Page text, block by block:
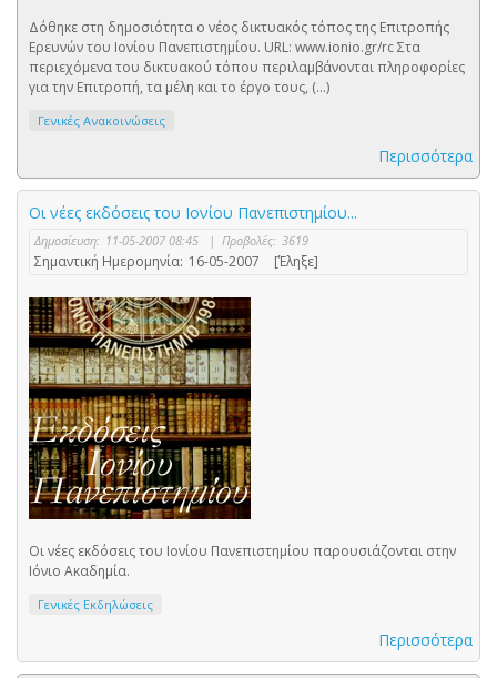
Δόθηκε στη δημοσιότητα ο νέος δικτυακός τόπος της Επιτροπής
Ερευνών του Ιονίου Πανεπιστημίου. URL: www.ionio.gr/rc Στα
περιεχόμενα του δικτυακού τόπου περιλαμβάνονται πληροφορίες
για την Επιτροπή, τα μέλη και το έργο τους, (...)
Γενικές Ανακοινώσεις
Περισσότερα
Οι νέες εκδόσεις του Ιονίου Πανεπιστημίου...
Δημοσίευση: 11-05-2007 08:45 | Προβολές: 3619
Σημαντική Ημερομηνία: 16-05-2007 [Έληξε]
Οι νέες εκδόσεις του Ιονίου Πανεπιστημίου παρουσιάζονται στην
Ιόνιο Ακαδημία.
Γενικές Εκδηλώσεις
Περισσότερα